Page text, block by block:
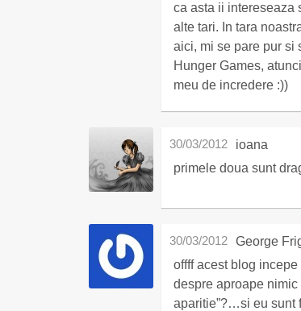
ca asta ii intereseaza
alte tari. In tara
aici, mi se pare pur si
Hunger Games,
meu de incredere :))
ioana
30/03/2012
primele doua sunt
George
30/03/2012
offff acest blog
despre aproape
aparitie”?…si eu sunt